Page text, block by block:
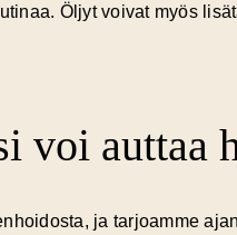
Öljyt voivat myös
voi auttaa
ja tarjoamme